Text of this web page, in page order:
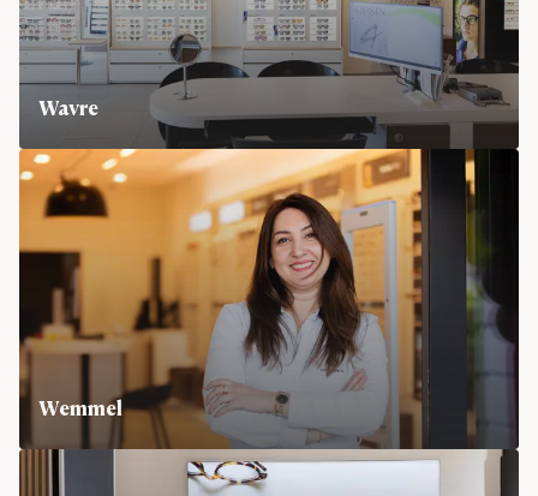
Wavre
Rue du Pont du Christ 18, 1300 Wavre
Wemmel
Markt 83, 1780 Wemmel